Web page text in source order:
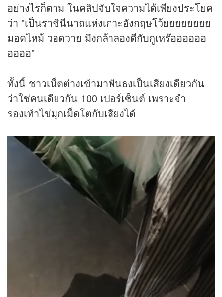
อย่างไรก็ตาม ในคลิปจับใจความได้เพียงประโยค
ว่า "เป็นราชินีนาถแห่งเกาะอังกฤษโว้ยยยยยยยย
มอดไหม้ วอดวาย มึงกล้าลองดีกับกูเหร๊ออออออ
ออออ"
ทั้งนี้ ชาวเน็ตต่างเข้ามาฟันธงเป็นเสียงเดียวกัน
ว่าใช่คนเดียวกัน 100 เปอร์เซ็นต์ เพราะจำ
รองเท้าไข่มุกเม็ดโตกับเสียงได้